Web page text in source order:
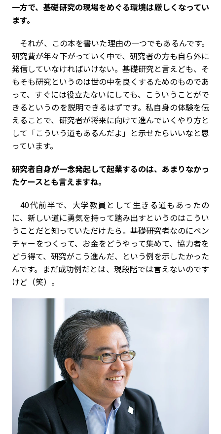
――一方で、基礎研究の現場をめぐる環境は厳しくなってい
ます。
それが、この本を書いた理由の一つでもあるんです。
研究費が年々下がっていく中で、研究者の方も自ら外に
発信していなければいけない。基礎研究と言えども、そ
もそも研究というのは世の中を良くするためのものであ
って、すぐには役立たないにしても、こういうことがで
きるというのを説明できるはずです。私自身の体験を伝
えることで、研究者が将来に向けて進んでいくやり方と
して「こういう道もあるんだよ」と示せたらいいなと思
っています。
――研究者自身が一念発起して起業するのは、あまりなかっ
たケースとも言えますね。
40代前半で、大学教員として生きる道もあったの
に、新しい道に勇気を持って踏み出すというのはこうい
うことだと知っていただけたら。基礎研究者なのにベン
チャーをつくって、お金をどうやって集めて、協力者を
どう得て、研究がこう進んだ、という例を示したかった
んです。まだ成功例だとは、現段階では言えないのです
けど（笑）。